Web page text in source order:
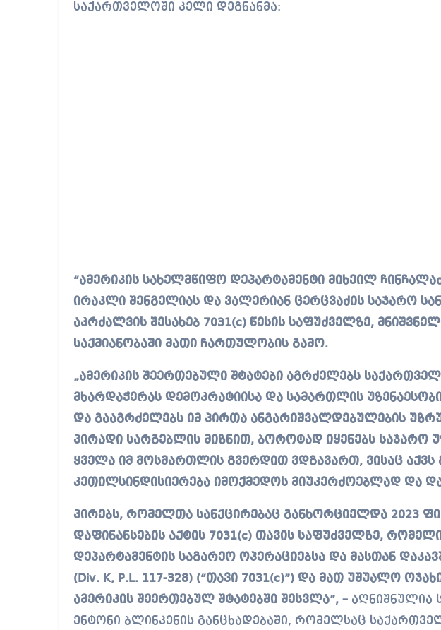
საქართველოში კელი დეგნანმა:
“ამერიკის სახელმწიფო დეპარტამენტი მიხეილ
ირაკლი შენგელიას და ვალერიან ცერცვაძის საჯარო
აკრძალვის შესახებ 7031(c) წესის საფუძველზე,
საქმიანობაში მათი ჩართულობის გამო.
„ამერიკის შეერთებული შტატები აგრძელებს
მხარდაჭერას დემოკრატიისა და სამართლის
და გააგრძელებს იმ პირთა ანგარიშვალდებულების
პირადი სარგებლის მიზნით, ბოროტად იყენებს საჯარო
ყველა იმ მოსმართლის გვერდით ვდგავართ, ვისაც აქვს
კეთილსინდისიერება იმოქმედოს მიუკერძოებლად და
პირებს, რომელთა სანქცირებაც განხორციელდა 2023
დაფინანსების აქტის 7031(c) თავის საფუძველზე,
დეპარტამენტის საგარეო ოპერაციებსა და მასთან
(Div. K, P.L. 117-328) (“თავი 7031(c)”) და მათ უშუალო
ამერიკის შეერთებულ შტატებში შესვლა”, – აღნიშნულია
ენტონი ბლინკენის განცხადებაში, რომელსაც